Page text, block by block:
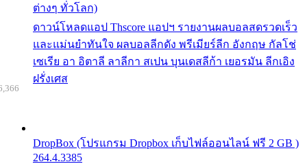
ต่างๆ ทั่วโลก)
ดาวน์โหลดแอป Thscore แอปฯ รายงานผลบอลสดรวดเร็ว
และแม่นยำทันใจ ผลบอลลีกดัง พรีเมียร์ลีก อังกฤษ กัลโช่
เซเรีย อา อิตาลี ลาลีกา สเปน บุนเดสลีก้า เยอรมัน ลีกเอิง
ฝรั่งเศส
DropBox (โปรแกรม Dropbox เก็บไฟล์ออนไลน์ ฟรี 2 GB )
264.4.3385